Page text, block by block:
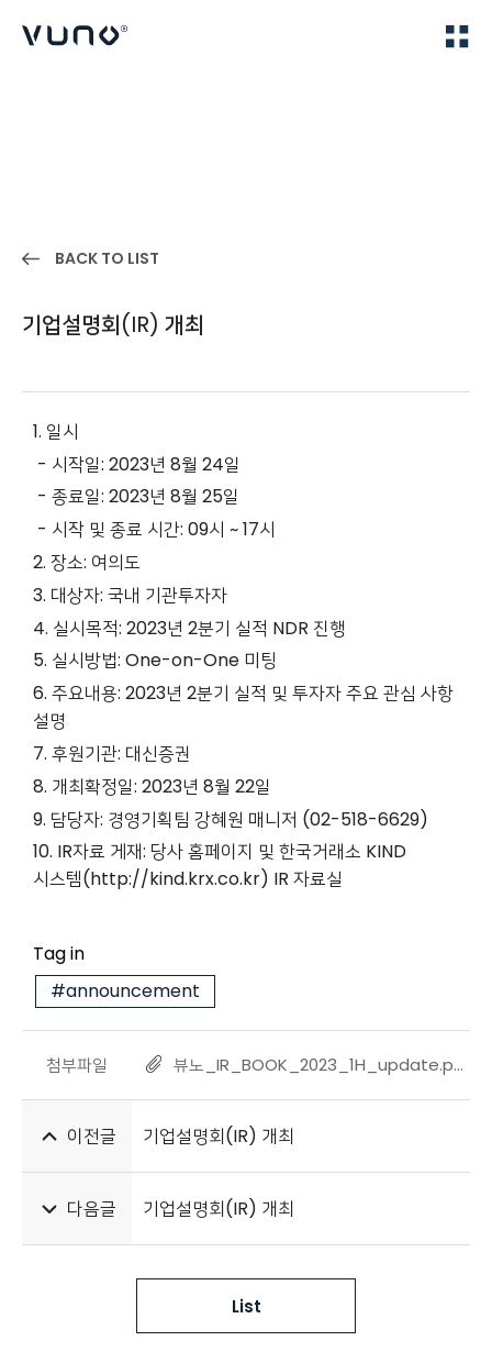
BACK TO LIST
기업설명회(IR) 개최
1. 일시
- 시작일: 2023년 8월 24일
- 종료일: 2023년 8월 25일
- 시작 및 종료 시간: 09시 ~ 17시
2. 장소: 여의도
3. 대상자: 국내 기관투자자
4. 실시목적: 2023년 2분기 실적 NDR 진행
5. 실시방법: One-on-One 미팅
6. 주요내용: 2023년 2분기 실적 및 투자자 주요 관심 사항
설명
7. 후원기관: 대신증권
8. 개최확정일: 2023년 8월 22일
9. 담당자: 경영기획팀 강혜원 매니저 (02-518-6629)
10. IR자료 게재: 당사 홈페이지 및 한국거래소 KIND
시스템(http://kind.krx.co.kr) IR 자료실
Tag in
#announcement
첨부파일 뷰노_IR_BOOK_2023_1H_update.pdf
이전글 기업설명회(IR) 개최
다음글 기업설명회(IR) 개최
List